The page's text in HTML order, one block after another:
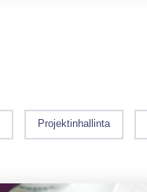
Projektinhallinta